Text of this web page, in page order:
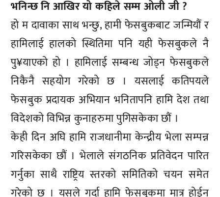
भनिन्छ नि आखिर यो कहिले सम्म ओली जी ?
हो म दावाका साथ भन्छु, हामी फेसबुकबाट जन्मियौं र
हामिलाई हालको स्थितिमा पनि यही फेसबुकले नै
पु¥याएको हो । हामिलाई सम्बन्ध जोड्न फेसबुकले
निकैनै सहयोग गरेको छ । यसलाई कतिपयले
फेसबुक प्रदायक अभियान भनितापनि हामि देश तथा
विदेशको विभिन्न कुनाहरुमा पुगिसकेका छौं ।
केही दिन अघि हामि राजधानीमा केन्द्रीय भेला सम्पन्न
गरिसकेका छौं । भेलाले संगठनिक प्रतिवेदन पारित
गर्नुका साथै राष्ट्रिय स्तरको समितिको चयन समेत